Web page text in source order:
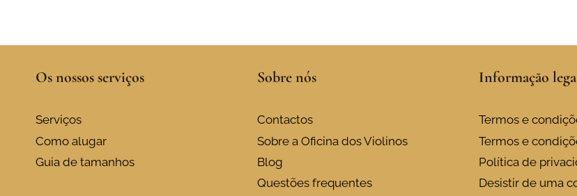
Os nossos serviços
Serviços
Como alugar
Guia de tamanhos
Sobre nós
Contactos
Sobre a Oficina dos Violinos
Blog
Questões frequentes
Informação
Termos e
Termos e
Política de
Desistir de uma